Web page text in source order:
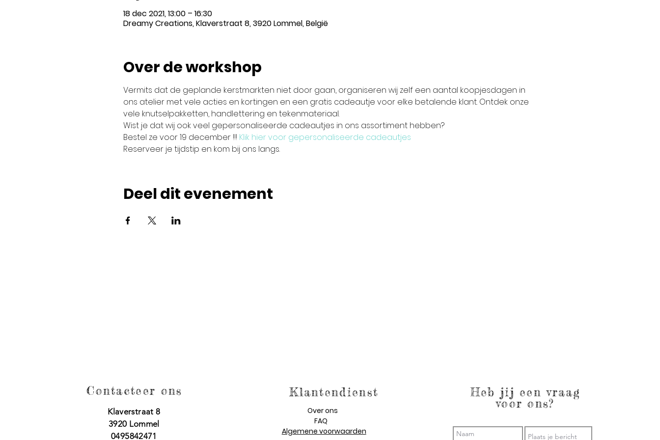
18 dec 2021, 13:00 – 16:30
Dreamy Creations, Klaverstraat 8, 3920 Lommel, België
Over de workshop
Vermits dat de geplande kerstmarkten niet door gaan, organiseren wij zelf een aantal koopjesdagen in
ons atelier met vele acties en kortingen en een gratis cadeautje voor elke betalende klant. Ontdek onze
vele knutselpakketten, handlettering en tekenmateriaal.
Wist je dat wij ook veel gepersonaliseerde cadeautjes in ons assortiment hebben?
Bestel ze voor 19 december !!! Klik hier voor gepersonaliseerde cadeautjes
Reserveer je tijdstip en kom bij ons langs.
Deel dit evenement
Contacteer ons
Klaverstraat 8
3920 Lommel
0495842471
Klantendienst
Over ons
FAQ
Algemene voorwaarden
Heb jij een vraag
voor ons?